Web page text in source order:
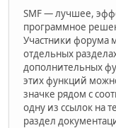
SMF — лучшее,
программное
Участники форума
отдельных
дополнительных
этих функций
значке рядом с
одну из ссылок на
раздел